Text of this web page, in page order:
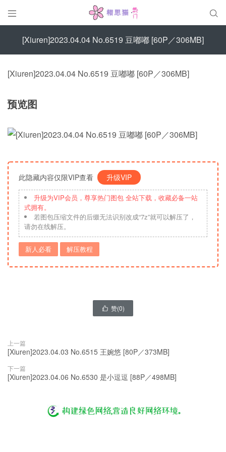
 
[Xiuren]2023.04.04 No.6519 豆嘟嘟 [60P／306MB]
[Xiuren]2023.04.04 No.6519 豆嘟嘟 [60P／306MB]
预览图
此隐藏内容仅限VIP查看 升级VIP
升级为VIP会员，尊享热门图包 全站下载，收藏必备一站
式拥有。
若图包压缩文件的后缀无法识别改成“7z”就可以解压了，
请勿在线解压。
新人必看 解压教程
 赞(0)
上一篇
[Xiuren]2023.04.03 No.6515 王婉悠 [80P／373MB]
下一篇
[Xiuren]2023.04.06 No.6530 是小逗逗 [88P／498MB]